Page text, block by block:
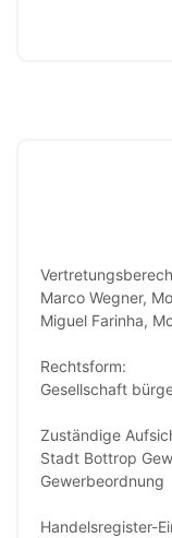
Marco Wegner,
Miguel Farinha,
Rechtsform:
Gesellschaft
Zuständige
Stadt Bottrop
Gewerbeordnung
Handelsregister-